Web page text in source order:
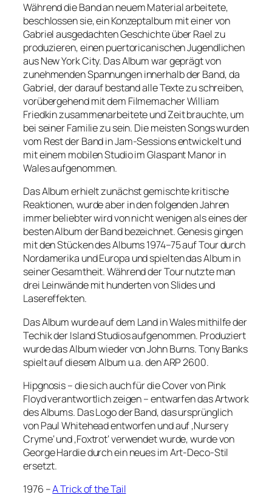
Während die Band an neuem Material arbeitete,
beschlossen sie, ein Konzeptalbum mit einer von
Gabriel ausgedachten Geschichte über Rael zu
produzieren, einen puertoricanischen Jugendlichen
aus New York City. Das Album war geprägt von
zunehmenden Spannungen innerhalb der Band, da
Gabriel, der darauf bestand alle Texte zu schreiben,
vorübergehend mit dem Filmemacher William
Friedkin zusammenarbeitete und Zeit brauchte, um
bei seiner Familie zu sein. Die meisten Songs wurden
vom Rest der Band in Jam-Sessions entwickelt und
mit einem mobilen Studio im Glaspant Manor in
Wales aufgenommen.
Das Album erhielt zunächst gemischte kritische
Reaktionen, wurde aber in den folgenden Jahren
immer beliebter wird von nicht wenigen als eines der
besten Album der Band bezeichnet. Genesis gingen
mit den Stücken des Albums 1974–75 auf Tour durch
Nordamerika und Europa und spielten das Album in
seiner Gesamtheit. Während der Tour nutzte man
drei Leinwände mit hunderten von Slides und
Lasereffekten.
Das Album wurde auf dem Land in Wales mithilfe der
Techik der Island Studios aufgenommen. Produziert
wurde das Album wieder von John Burns. Tony Banks
spielt auf diesem Album u.a. den ARP 2600.
Hipgnosis – die sich auch für die Cover von Pink
Floyd verantwortlich zeigen – entwarfen das Artwork
des Albums. Das Logo der Band, das ursprünglich
von Paul Whitehead entworfen und auf ‚Nursery
Cryme‘ und ‚Foxtrot‘ verwendet wurde, wurde von
George Hardie durch ein neues im Art-Deco-Stil
ersetzt.
1976 –A Trick of the Tail